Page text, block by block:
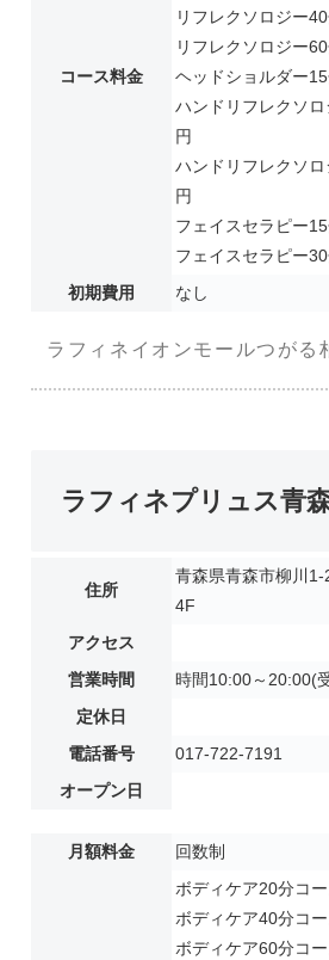
コース料金
リフレクソロジー
リフレクソロジー
ヘッドショルダー
ハンドリフレクソ
円
ハンドリフレクソ
円
フェイスセラピー
フェイスセラピー
初期費用
なし
ラフィネイオンモールつがる
ラフィネプリュス青
住所
青森県青森市柳川
4F
アクセス
営業時間
時間10:00～20:00(
定休日
電話番号
017-722-7191
オープン日
月額料金 回数制
ボディケア20分コ
ボディケア40分コ
ボディケア60分コ